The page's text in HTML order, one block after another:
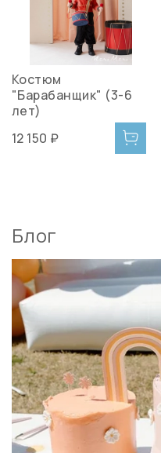
Костюм
"Барабанщик" (3-6
лет)
12 150 ₽
Блог